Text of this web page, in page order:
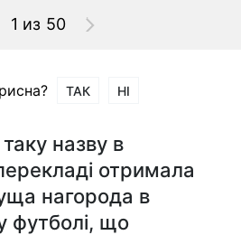
1 из 50
ТАК НІ
назву в
отримала
нагорода в
футболі, що